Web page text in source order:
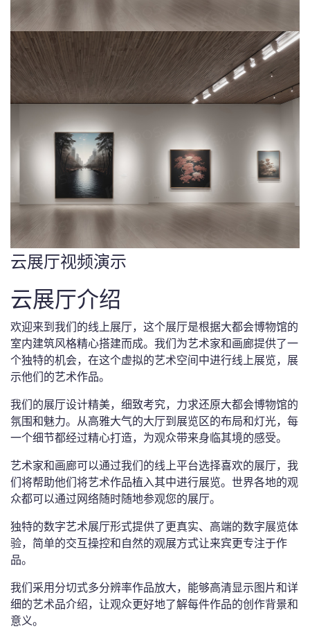
云展厅视频演示
云展厅介绍
欢迎来到我们的线上展厅，这个展厅是根据大都会博物馆的
室内建筑风格精心搭建而成。我们为艺术家和画廊提供了一
个独特的机会，在这个虚拟的艺术空间中进行线上展览，展
示他们的艺术作品。
我们的展厅设计精美，细致考究，力求还原大都会博物馆的
氛围和魅力。从高雅大气的大厅到展览区的布局和灯光，每
一个细节都经过精心打造，为观众带来身临其境的感受。
艺术家和画廊可以通过我们的线上平台选择喜欢的展厅，我
们将帮助他们将艺术作品植入其中进行展览。世界各地的观
众都可以通过网络随时随地参观您的展厅。
独特的数字艺术展厅形式提供了更真实、高端的数字展览体
验，简单的交互操控和自然的观展方式让来宾更专注于作
品。
我们采用分切式多分辨率作品放大，能够高清显示图片和详
细的艺术品介绍，让观众更好地了解每件作品的创作背景和
意义。